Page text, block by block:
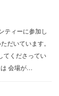
ティーに参加し
だいています。
てくださってい
は 会場が…